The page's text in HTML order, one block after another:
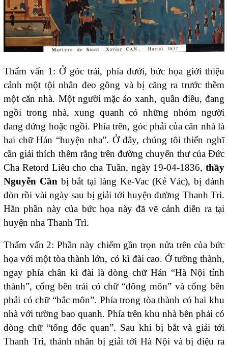
Thẩm vấn 1: Ở góc trái, phía dưới, bức họa giới thiệu
cảnh một tội nhân đeo gông và bị căng ra trước thềm
một căn nhà. Một người mặc áo xanh, quần điều, đang
ngồi trong nhà, xung quanh có những nhóm người
đang đứng hoặc ngồi. Phía trên, góc phải của căn nhà là
hai chữ Hán “huyện nha”. Ở đây, chúng tôi thiển nghĩ
cần giải thích thêm rằng trên đường chuyển thư của Đức
Cha Retord Liêu cho cha Tuần, ngày 19-04-1836, thầy
Nguyễn Cần bị bắt tại làng Ke-Vac (Kẻ Vác), bị đánh
đòn rồi vài ngày sau bị giải tới huyện đường Thanh Trì.
Hẳn phần này của bức họa này đã vẽ cảnh diễn ra tại
huyện nha Thanh Trì.
Thẩm vấn 2: Phần này chiếm gần trọn nửa trên của bức
họa với một tòa thành lớn, có kì đài cao. Ở tường thành,
ngay phía chân kì đài là dòng chữ Hán “Hà Nội tỉnh
thành”, cổng bên trái có chữ “đông môn” và cổng bên
phải có chữ “bắc môn”. Phía trong tòa thành có hai khu
nhà với tường bao quanh. Phía trên khu nhà bên phải có
dòng chữ “tổng đốc quan”. Sau khi bị bắt và giải tới
Thanh Trì, thánh nhân bị giải tới Hà Nội và bị điệu ra